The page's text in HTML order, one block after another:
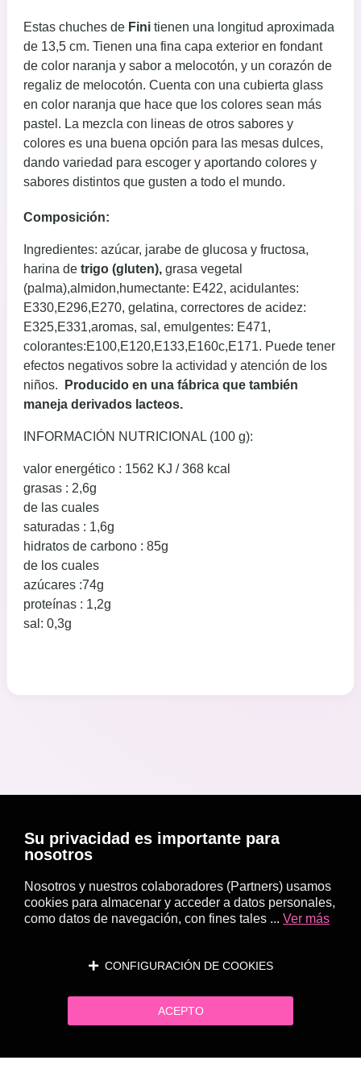
Estas chuches de Fini tienen una longitud aproximada
de 13,5 cm. Tienen una fina capa exterior en fondant
de color naranja y sabor a melocotón, y un corazón de
regaliz de melocotón. Cuenta con una cubierta glass
en color naranja que hace que los colores sean más
pastel. La mezcla con lineas de otros sabores y
colores es una buena opción para las mesas dulces,
dando variedad para escoger y aportando colores y
sabores distintos que gusten a todo el mundo.
Composición:
Ingredientes: azúcar, jarabe de glucosa y fructosa,
harina de trigo (gluten), grasa vegetal
(palma),almidon,humectante: E422, acidulantes:
E330,E296,E270, gelatina, correctores de acidez:
E325,E331,aromas, sal, emulgentes: E471,
colorantes:E100,E120,E133,E160c,E171. Puede tener
efectos negativos sobre la actividad y atención de los
niños.
Producido en una fábrica que también
maneja derivados lacteos.
INFORMACIÓN NUTRICIONAL (100 g):
valor energético : 1562 KJ / 368 kcal
grasas : 2,6g
de las cuales
saturadas : 1,6g
hidratos de carbono : 85g
de los cuales
azúcares :74g
proteínas : 1,2g
sal: 0,3g
Su privacidad es importante para
nosotros
Nosotros y nuestros colaboradores (Partners) usamos
cookies para almacenar y acceder a datos personales,
como datos de navegación, con fines tales ... Ver más
CONFIGURACIÓN DE COOKIES
ACEPTO